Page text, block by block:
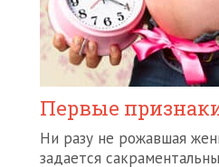
Первые
Ни разу не рожавшая
задается